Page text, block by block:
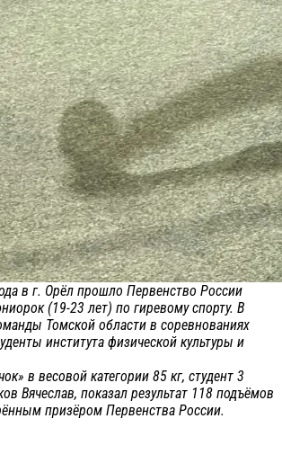
в г. Орёл прошло Первенство России
(19-23 лет) по гиревому спорту. В
Томской области в соревнованиях
института физической культуры и
в весовой категории 85 кг, студент 3
Вячеслав, показал результат 118 подъёмов
призёром Первенства России.